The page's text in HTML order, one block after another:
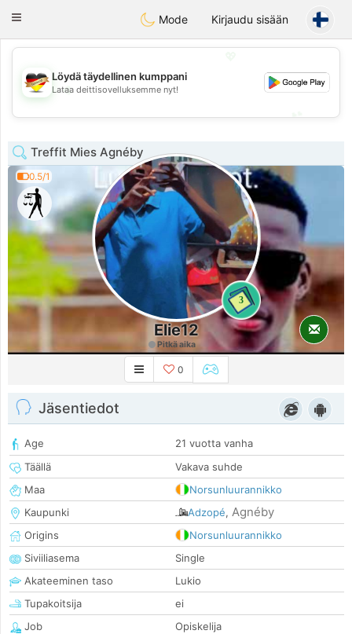
Deutsch Dating
Toggle
Mode Kirjaudu sisään
💖
💕
Löydä täydellinen kumppani
Lataa deittisovelluksemme nyt!
Treffit Mies Agnéby
0.5/1
3
Elie12
Pitkä aika
0
Jäsentiedot
Age
21 vuotta vanha
Täällä
Vakava suhde
Maa
Norsunluurannikko
Kaupunki
Adzopé, Agnéby
Origins
Norsunluurannikko
Siviiliasema
Single
Akateeminen taso
Lukio
Tupakoitsija
ei
Job
Opiskelija